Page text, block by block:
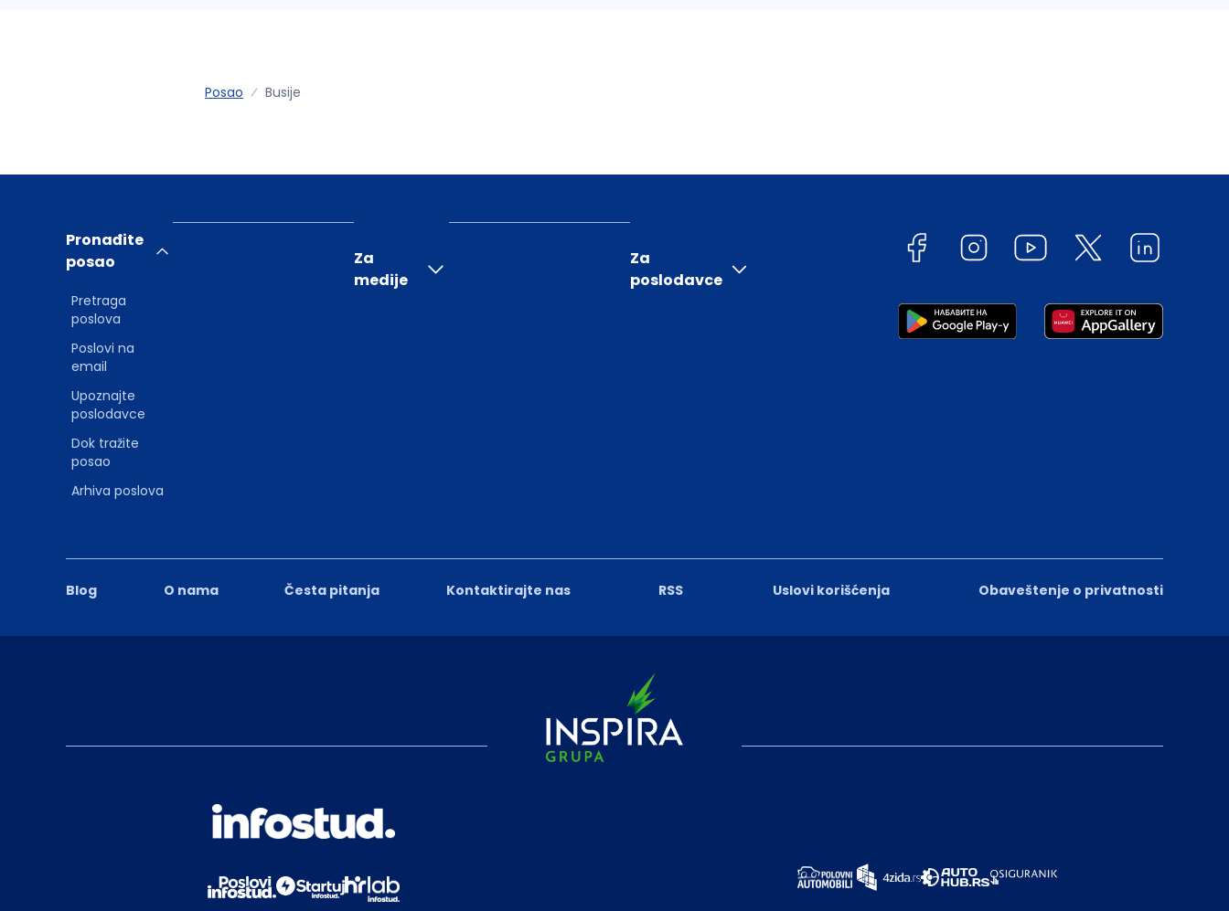
Posao Busije
Blog O nama Česta pitanja Kontaktirajte nas RSS Uslovi korišćenja Obaveštenje o privatnosti
Pronađite
posao
Pretraga
poslova
Poslovi na
email
Upoznajte
poslodavce
Dok tražite
posao
Arhiva poslova
Za
medije
Za
poslodavce